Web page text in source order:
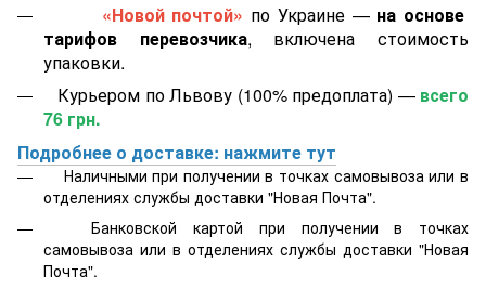
«Новой почтой» по Украине — на основе
тарифов перевозчика, включена стоимость
упаковки.
Курьером по Львову (100% предоплата) — всего
76 грн.
Подробнее о доставке: нажмите тут
Наличными при получении в точках самовывоза или в
отделениях службы доставки "Новая Почта".
Банковской картой при получении в точках
самовывоза или в отделениях службы доставки "Новая
Почта".